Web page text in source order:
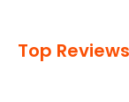
Top Reviews